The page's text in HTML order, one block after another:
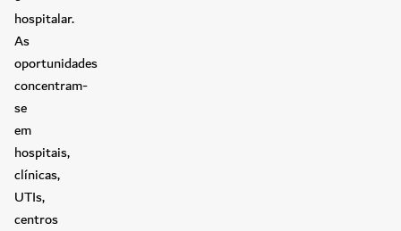
hospitalar.
As
oportunidades
concentram-
se
em
hospitais,
clínicas,
UTIs,
centros